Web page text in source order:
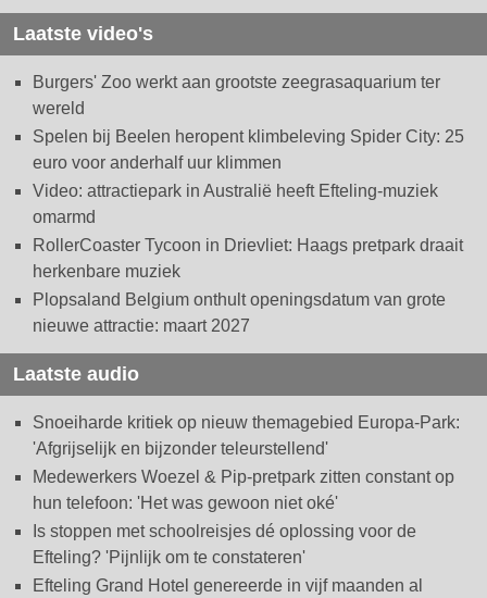
Laatste video's
Burgers' Zoo werkt aan grootste zeegrasaquarium ter
wereld
Spelen bij Beelen heropent klimbeleving Spider City: 25
euro voor anderhalf uur klimmen
Video: attractiepark in Australië heeft Efteling-muziek
omarmd
RollerCoaster Tycoon in Drievliet: Haags pretpark draait
herkenbare muziek
Plopsaland Belgium onthult openingsdatum van grote
nieuwe attractie: maart 2027
Laatste audio
Snoeiharde kritiek op nieuw themagebied Europa-Park:
'Afgrijselijk en bijzonder teleurstellend'
Medewerkers Woezel & Pip-pretpark zitten constant op
hun telefoon: 'Het was gewoon niet oké'
Is stoppen met schoolreisjes dé oplossing voor de
Efteling? 'Pijnlijk om te constateren'
Efteling Grand Hotel genereerde in vijf maanden al